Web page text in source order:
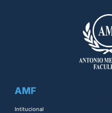
AMF
Intitucional